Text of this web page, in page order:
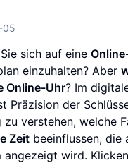
05
sich auf eine
einzuhalten? Aber
Online-Uhr? Im
Präzision der
verstehen, welche
Zeit beeinflussen, die
angezeigt wird.